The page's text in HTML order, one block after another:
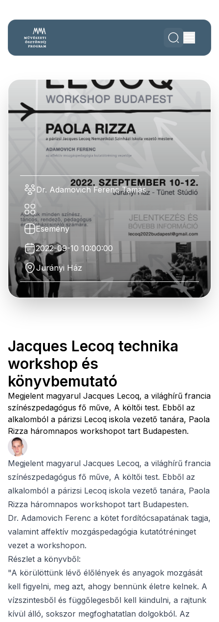
Dr. Adamovich Ferenc Tamás
Esemény
2022-09-10 10:00:00
Jurányi Ház
Jacques Lecoq technika
workshop és
könyvbemutató
Megjelent magyarul Jacques Lecoq, a világhírű francia
színészpedagógus fő műve, A költői test. Ebből az
alkalomból a párizsi Lecoq iskola vezető tanára, Paola
Rizza háromnapos workshopot tart Budapesten.
Megjelent magyarul Jacques Lecoq, a világhírű francia
színészpedagógus fő műve, A költői test. Ebből az
alkalomból a párizsi Lecoq iskola vezető tanára, Paola
Rizza háromnapos workshopot tart Budapesten.
Dr. Adamovich Ferenc a kötet fordítócsapatának tagja,
valamint affektív mozgáspedagógia kutatótréninget
vezet a workshopon.
Részlet a könyvből:
"A körülöttünk lévő élőlények és anyagok mozgását
kell figyelni, meg azt, ahogy bennünk életre kelnek. A
vízszintesből és függőlegesből kell kiindulni, a rajtunk
kívül álló, sokszor megfoghatatlan dolgokból. Az